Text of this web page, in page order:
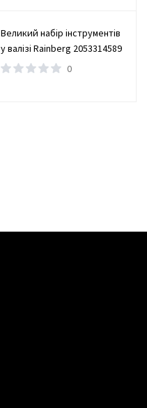
Великий набір інструментів
у валізі Rainberg 2053314589
0